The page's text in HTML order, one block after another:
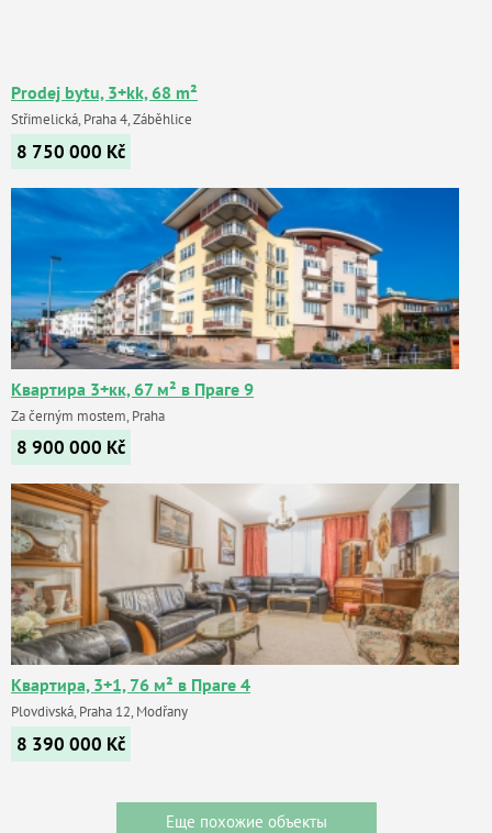
Prodej bytu, 3+kk, 68 m²
Střimelická, Praha 4, Záběhlice
8 750 000 Kč
Квартира 3+кк, 67 м² в Праге 9
Za černým mostem, Praha
8 900 000 Kč
Квартира, 3+1, 76 м² в Праге 4
Plovdivská, Praha 12, Modřany
8 390 000 Kč
Еще похожие объекты